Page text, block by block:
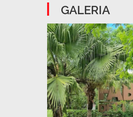
GALERIA